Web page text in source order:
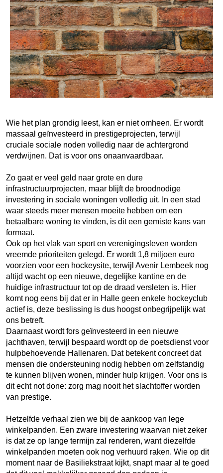
Wie het plan grondig leest, kan er niet omheen. Er wordt
massaal geïnvesteerd in prestigeprojecten, terwijl
cruciale sociale noden volledig naar de achtergrond
verdwijnen. Dat is voor ons onaanvaardbaar.
Zo gaat er veel geld naar grote en dure
infrastructuurprojecten, maar blijft de broodnodige
investering in sociale woningen volledig uit. In een stad
waar steeds meer mensen moeite hebben om een
betaalbare woning te vinden, is dit een gemiste kans van
formaat.
Ook op het vlak van sport en verenigingsleven worden
vreemde prioriteiten gelegd. Er wordt 1,8 miljoen euro
voorzien voor een hockeysite, terwijl Avenir Lembeek nog
altijd wacht op een nieuwe, degelijke kantine en de
huidige infrastructuur tot op de draad versleten is. Hier
komt nog eens bij dat er in Halle geen enkele hockeyclub
actief is, deze beslissing is dus hoogst onbegrijpelijk wat
ons betreft.
Daarnaast wordt fors geïnvesteerd in een nieuwe
jachthaven, terwijl bespaard wordt op de poetsdienst voor
hulpbehoevende Hallenaren. Dat betekent concreet dat
mensen die ondersteuning nodig hebben om zelfstandig
te kunnen blijven wonen, minder hulp krijgen. Voor ons is
dit echt not done: zorg mag nooit het slachtoffer worden
van prestige.
Hetzelfde verhaal zien we bij de aankoop van lege
winkelpanden. Een zware investering waarvan niet zeker
is dat ze op lange termijn zal renderen, want diezelfde
winkelpanden moeten ook nog verhuurd raken. Wie op dit
moment naar de Basiliekstraat kijkt, snapt maar al te goed